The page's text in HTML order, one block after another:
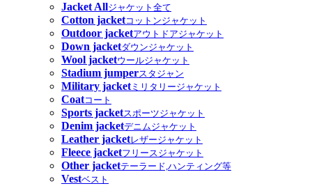
Jacket Allジャケット全て
Cotton jacketコットンジャケット
Outdoor jacketアウトドアジャケット
Down jacketダウンジャケット
Wool jacketウールジャケット
Stadium jumperスタジャン
Military jacketミリタリージャケット
Coatコート
Sports jacketスポーツジャケット
Denim jacketデニムジャケット
Leather jacketレザージャケット
Fleece jacketフリースジャケット
Other jacketテーラード,ハンティング等
Vestベスト